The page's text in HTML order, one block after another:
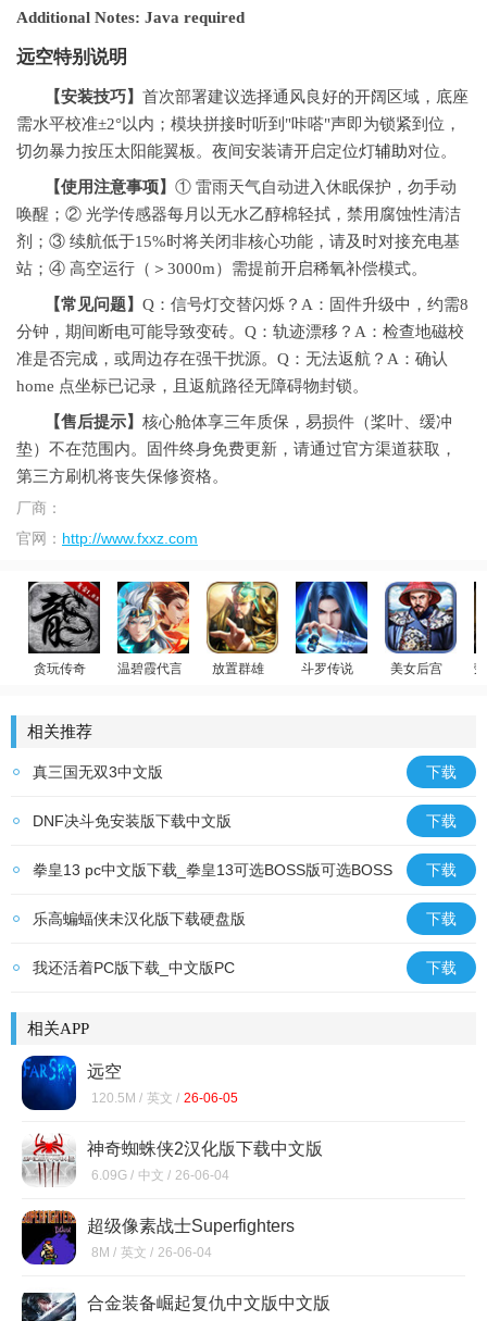
Additional Notes: Java required
远空特别说明
【安装技巧】 首次部署建议选择通风良好的开阔区域，底座
需水平校准±2°以内；模块拼接时听到"咔嗒"声即为锁紧到位，
切勿暴力按压太阳能翼板。夜间安装请开启定位灯辅助对位。
【使用注意事项】 ① 雷雨天气自动进入休眠保护，勿手动
唤醒；② 光学传感器每月以无水乙醇棉轻拭，禁用腐蚀性清洁
剂；③ 续航低于15%时将关闭非核心功能，请及时对接充电基
站；④ 高空运行（＞3000m）需提前开启稀氧补偿模式。
【常见问题】 Q：信号灯交替闪烁？A：固件升级中，约需8
分钟，期间断电可能导致变砖。Q：轨迹漂移？A：检查地磁校
准是否完成，或周边存在强干扰源。Q：无法返航？A：确认
home 点坐标已记录，且返航路径无障碍物封锁。
【售后提示】 核心舱体享三年质保，易损件（桨叶、缓冲
垫）不在范围内。固件终身免费更新，请通过官方渠道获取，
第三方刷机将丧失保修资格。
厂商：
官网： http://www.fxxz.com
贪玩传奇
温碧霞代言
放置群雄
斗罗传说
美女后宫
相关推荐
真三国无双3中文版 下载
DNF决斗免安装版下载中文版 下载
拳皇13 pc中文版下载_拳皇13可选BOSS版可选BOSS
中文版
下载
乐高蝙蝠侠未汉化版下载硬盘版 下载
我还活着PC版下载_中文版PC 下载
相关APP
远空
120.5M / 英文 / 26-06-05
神奇蜘蛛侠2汉化版下载中文版
6.09G / 中文 / 26-06-04
超级像素战士Superfighters
8M / 英文 / 26-06-04
合金装备崛起复仇中文版中文版